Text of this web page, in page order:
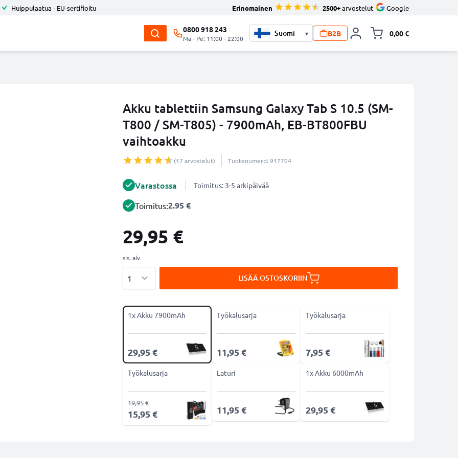
Huippulaatua - EU-sertifioitu Erinomainen 2500+arvostelut Google
0800 918 243
Ma - Pe: 11:00 - 22:00
▾ B2B 0,00 €
Akku tablettiin Samsung Galaxy Tab S 10.5 (SM-
T800 / SM-T805) - 7900mAh, EB-BT800FBU
vaihtoakku
(17 arvostelut) Tuotenumero: 917704
Varastossa Toimitus: 3-5 arkipäivää
Toimitus:2.95 €
29,95 €
sis. alv
LISÄÄ OSTOSKORIIN
1x Akku 7900mAh
29,95 €
Työkalusarja
11,95 €
Työkalusarja
7,95 €
Työkalusarja
15,95 €
19,95 €
Laturi
11,95 €
1x Akku 6000mAh
29,95 €